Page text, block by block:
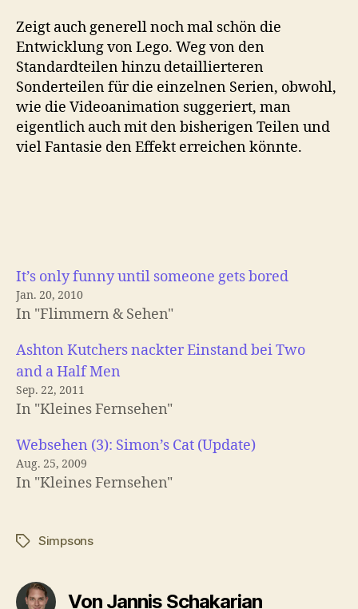
Zeigt auch generell noch mal schön die
Entwicklung von Lego. Weg von den
Standardteilen hinzu detaillierteren
Sonderteilen für die einzelnen Serien, obwohl,
wie die Videoanimation suggeriert, man
eigentlich auch mit den bisherigen Teilen und
viel Fantasie den Effekt erreichen könnte.
It’s only funny until someone gets bored
Jan. 20, 2010
In "Flimmern & Sehen"
Ashton Kutchers nackter Einstand bei Two
and a Half Men
Sep. 22, 2011
In "Kleines Fernsehen"
Websehen (3): Simon’s Cat (Update)
Aug. 25, 2009
In "Kleines Fernsehen"
Schlagwörter
Simpsons
Von Jannis Schakarian